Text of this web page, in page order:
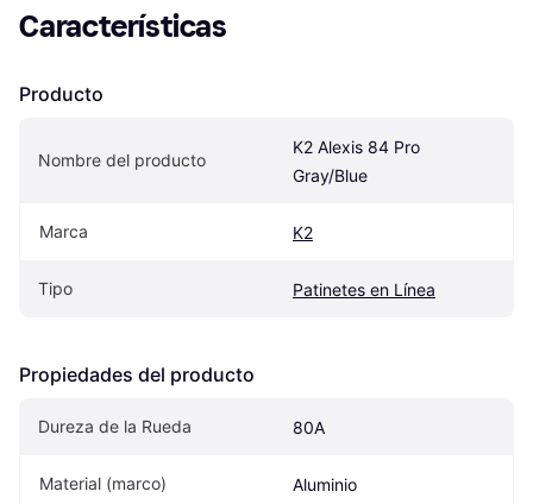
Características
Producto
Nombre del producto
K2 Alexis 84 Pro
Gray/Blue
Marca K2
Tipo Patinetes en Línea
Propiedades del producto
Dureza de la Rueda 80A
Material (marco) Aluminio